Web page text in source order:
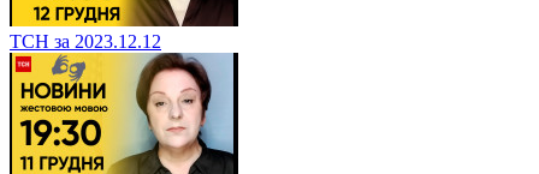
ТСН за 2023.12.12